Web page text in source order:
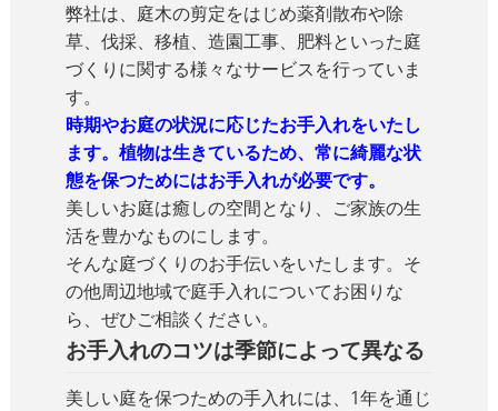
弊社は、庭木の剪定をはじめ薬剤散布や除
草、伐採、移植、造園工事、肥料といった庭
づくりに関する様々なサービスを行っていま
す。
時期やお庭の状況に応じたお手入れをいたし
ます。植物は生きているため、常に綺麗な状
態を保つためにはお手入れが必要です。
美しいお庭は癒しの空間となり、ご家族の生
活を豊かなものにします。
そんな庭づくりのお手伝いをいたします。そ
の他周辺地域で庭手入れについてお困りな
ら、ぜひご相談ください。
お手入れのコツは季節によって異なる
美しい庭を保つための手入れには、1年を通じ